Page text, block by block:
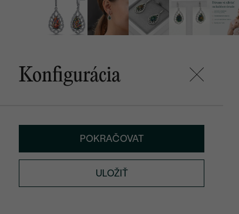
Konfigurácia
POKRAČOVAT
ULOŽIŤ